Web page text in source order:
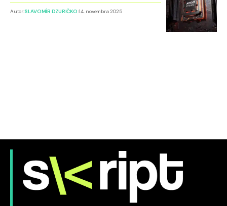
Autor:SLAVOMÍR DZURIČKO 14. novembra 2025